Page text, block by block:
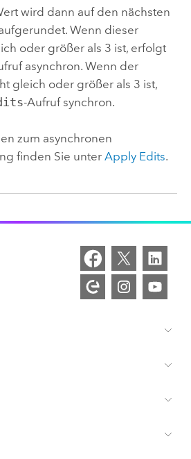
wird dann auf den nächsten
Wenn dieser
oder größer als 3 ist, erfolgt
asynchron. Wenn der
gleich oder größer als 3 ist,
-Aufruf synchron.
zum asynchronen
finden Sie unter Apply Edits.